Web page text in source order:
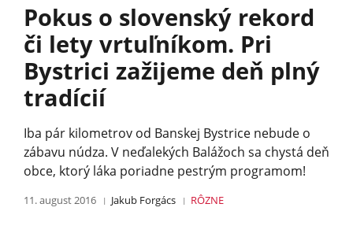
Pokus o slovenský rekord
či lety vrtuľníkom. Pri
Bystrici zažijeme deň plný
tradícií
Iba pár kilometrov od Banskej Bystrice nebude o
zábavu núdza. V neďalekých Balážoch sa chystá deň
obce, ktorý láka poriadne pestrým programom!
11. august 2016 Jakub Forgács RÔZNE